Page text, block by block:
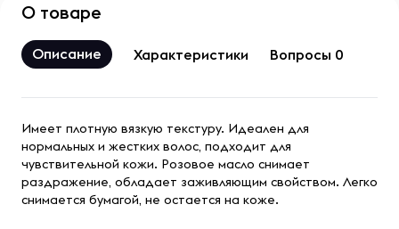
О товаре
Описание Характеристики Вопросы 0
Имеет плотную вязкую текстуру. Идеален для
нормальных и жестких волос, подходит для
чувствительной кожи. Розовое масло снимает
раздражение, обладает заживляющим свойством. Легко
снимается бумагой, не остается на коже.